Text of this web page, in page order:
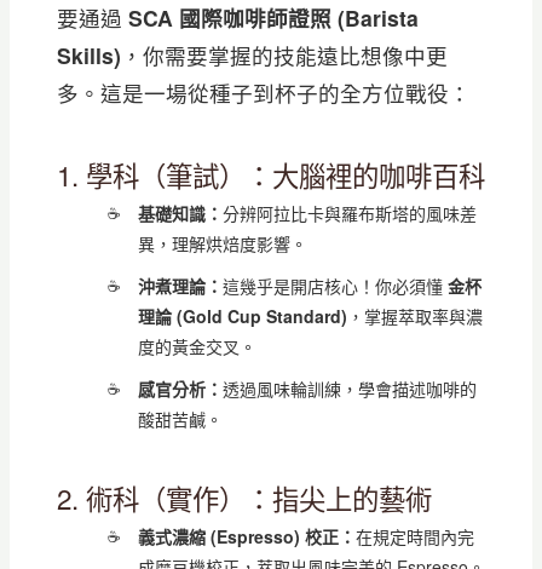
要通過 SCA 國際咖啡師證照 (Barista
Skills) ，你需要掌握的技能遠比想像中更
多。這是一場從種子到杯子的全方位戰役：
1. 學科（筆試）：大腦裡的咖啡百科
基礎知識： 分辨阿拉比卡與羅布斯塔的風味差
異，理解烘焙度影響。
沖煮理論： 這幾乎是開店核心！你必須懂 金杯
理論 (Gold Cup Standard) ，掌握萃取率與濃
度的黃金交叉。
感官分析： 透過風味輪訓練，學會描述咖啡的
酸甜苦鹹。
2. 術科（實作）：指尖上的藝術
義式濃縮 (Espresso) 校正： 在規定時間內完